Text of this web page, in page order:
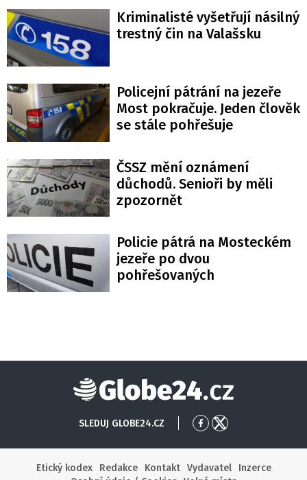
Kriminalisté vyšetřují násilný
trestný čin na Valašsku
Policejní pátrání na jezeře
Most pokračuje. Jeden člověk
se stále pohřešuje
ČSSZ mění oznámení
důchodů. Senioři by měli
zpozornět
Policie pátrá na Mosteckém
jezeře po dvou
pohřešovaných
Globe24
SLEDUJ GLOBE24.CZ
Přejít
Facebook
Přejít
X
Etický kodex
Redakce Kontakt Vydavatel
Inzerce